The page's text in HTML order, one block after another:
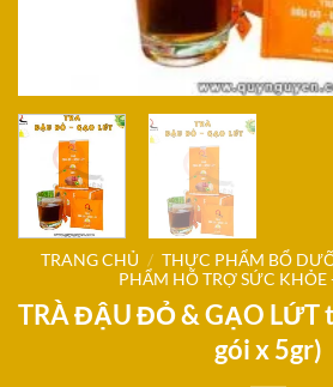
TRANG CHỦ / THỰC PHẨM BỔ
PHẨM HỖ TRỢ SỨC KHỎE
TRÀ ĐẬU ĐỎ & GẠO LỨT
gói x 5gr)